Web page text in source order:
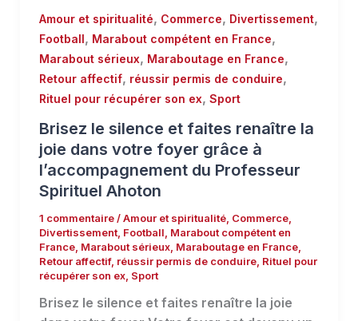
Amour et spiritualité, Commerce, Divertissement,
Football, Marabout compétent en France,
Marabout sérieux, Maraboutage en France,
Retour affectif, réussir permis de conduire,
Rituel pour récupérer son ex, Sport
Brisez le silence et faites renaître la
joie dans votre foyer grâce à
l’accompagnement du Professeur
Spirituel Ahoton
1 commentaire /Amour et spiritualité, Commerce,
Divertissement, Football, Marabout compétent en
France, Marabout sérieux, Maraboutage en France,
Retour affectif, réussir permis de conduire, Rituel pour
récupérer son ex, Sport
Brisez le silence et faites renaître la joie